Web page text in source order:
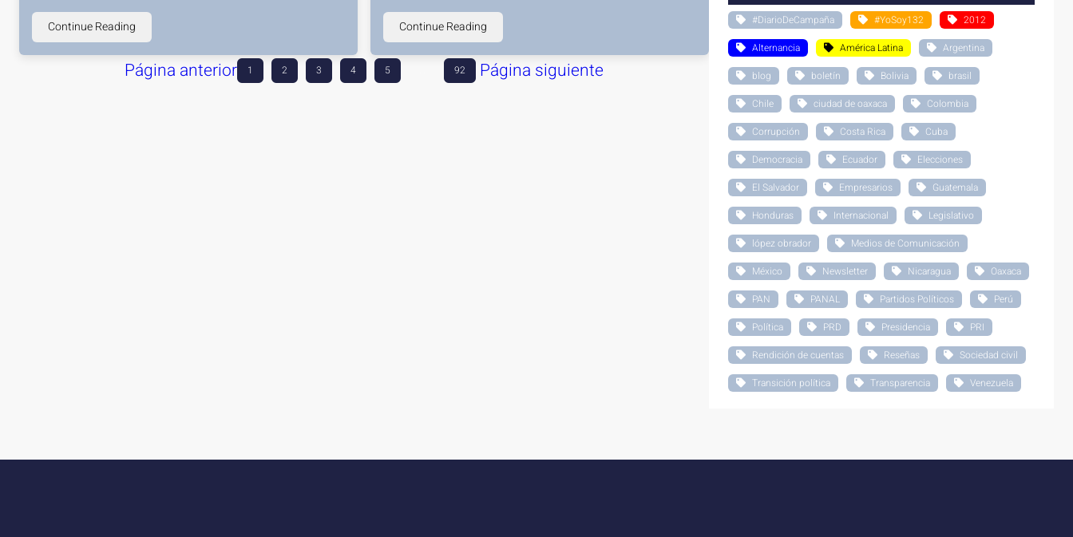
Continue Reading Continue Reading
Página anterior 1 2 3 4 5 92 Página siguiente
#DiarioDeCampaña #YoSoy132
2012
Alternancia
América Latina
Argentina
blog
boletín Bolivia
brasil
Chile
ciudad de oaxaca
Colombia
Corrupción
Costa Rica
Cuba
Democracia
Ecuador
Elecciones
El Salvador
Empresarios
Guatemala
Honduras
Internacional
Legislativo
lópez obrador
Medios de Comunicación
México
Newsletter Nicaragua
Oaxaca
PAN
PANAL Partidos Políticos
Perú
Política
PRD Presidencia
PRI
Rendición de cuentas
Reseñas
Sociedad civil
Transición política
Transparencia Venezuela